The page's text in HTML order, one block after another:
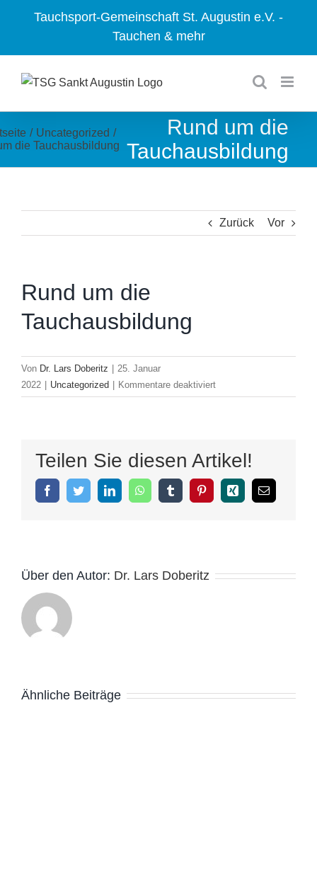
Tauchsport-Gemeinschaft St. Augustin e.V. -
Tauchen & mehr
Rund um die
Tauchausbildung
/ Uncategorized /
die Tauchausbildung
Zurück Vor
Rund um die
Tauchausbildung
Von Dr. Lars Doberitz | 25. Januar
2022 | Uncategorized | Kommentare deaktiviertfür
Rund
Teilen Sie diesen Artikel!
FacebookTwitterLinkedInWhatsAppTumblr PinterestXing
E-
Mail
Über den Autor: Dr. Lars Doberitz
Ähnliche Beiträge